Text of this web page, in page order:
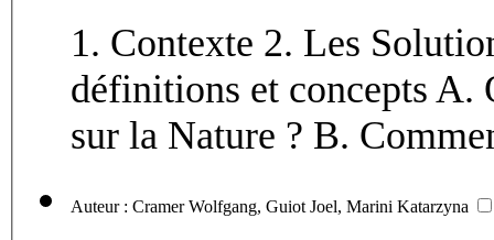
1. Contexte 2. Les
définitions et concepts A.
sur la Nature ? B.
Auteur : Cramer Wolfgang, Guiot Joel, Marini Katarzyna